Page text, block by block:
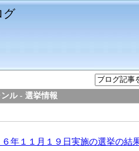
グ
ル - 選挙情報
年１１月１９日実施の選挙の結